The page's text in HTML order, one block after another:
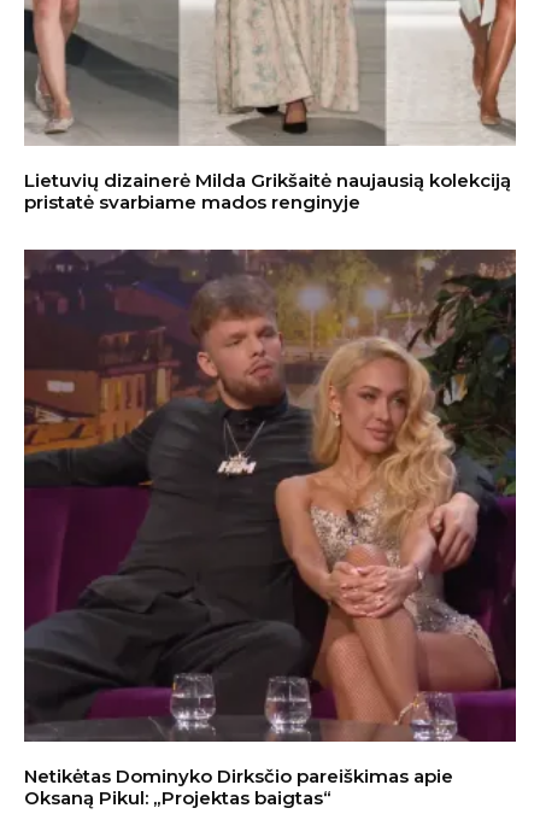
Lietuvių dizainerė Milda Grikšaitė naujausią kolekciją
pristatė svarbiame mados renginyje
Netikėtas Dominyko Dirksčio pareiškimas apie
Oksaną Pikul: „Projektas baigtas“